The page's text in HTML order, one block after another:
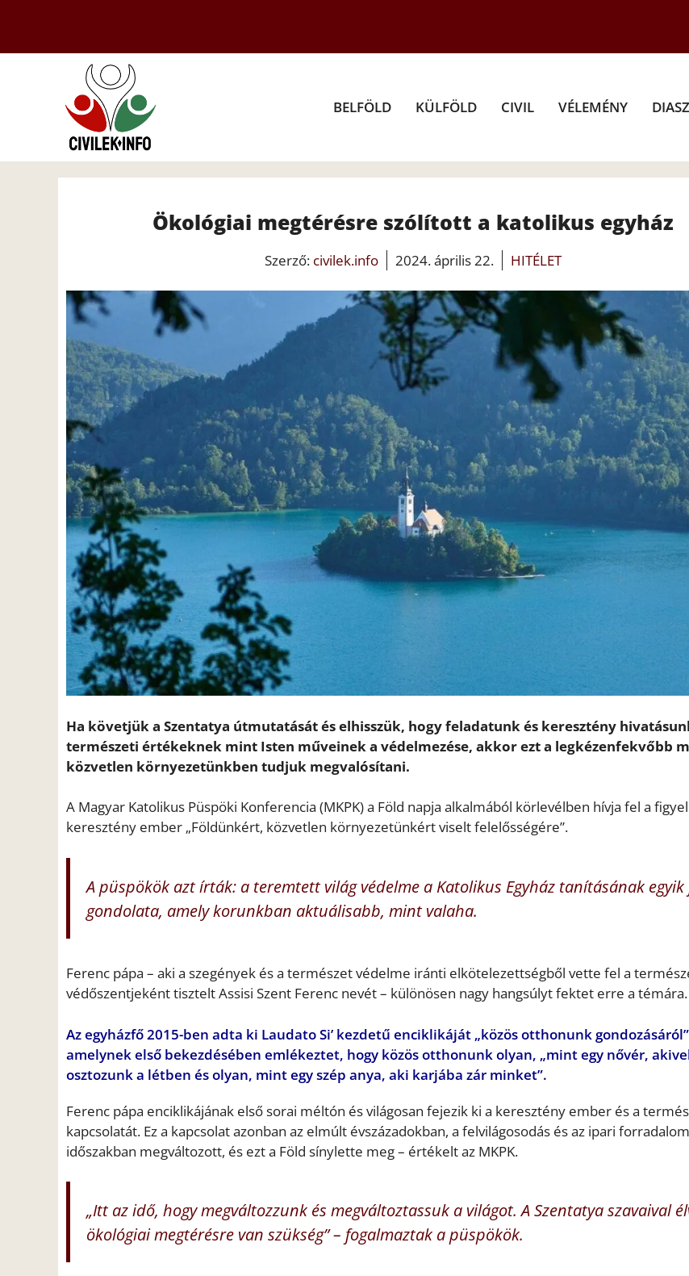
tartalomba
BELFÖLD KÜLFÖLD CIVIL VÉLEMÉNY
Ökológiai megtérésre szólított a katolikus egyház
Szerző: civilek.info 2024. április 22. HITÉLET
Ha követjük a Szentatya útmutatását és elhisszük, hogy feladatunk és keresztény
természeti értékeknek mint Isten műveinek a védelmezése, akkor ezt a legkézenfekvőbb
közvetlen környezetünkben tudjuk megvalósítani.
A Magyar Katolikus Püspöki Konferencia (MKPK) a Föld napja alkalmából körlevélben hívja fel a
keresztény ember „Földünkért, közvetlen környezetünkért viselt felelősségére”.
A püspökök azt írták: a teremtett világ védelme a Katolikus Egyház tanításának
gondolata, amely korunkban aktuálisabb, mint valaha.
Ferenc pápa – aki a szegények és a természet védelme iránti elkötelezettségből vette fel a
védőszentjeként tisztelt Assisi Szent Ferenc nevét – különösen nagy hangsúlyt fektet erre a témára.
Az egyházfő 2015-ben adta ki Laudato Si’ kezdetű enciklikáját „közös otthonunk
amelynek első bekezdésében emlékeztet, hogy közös otthonunk olyan, „mint egy nővér,
osztozunk a létben és olyan, mint egy szép anya, aki karjába zár minket”.
Ferenc pápa enciklikájának első sorai méltón és világosan fejezik ki a keresztény ember és a
kapcsolatát. Ez a kapcsolat azonban az elmúlt évszázadokban, a felvilágosodás és az ipari
időszakban megváltozott, és ezt a Föld sínylette meg – értékelt az MKPK.
„Itt az idő, hogy megváltozzunk és megváltoztassuk a világot. A Szentatya szavaival
ökológiai megtérésre van szükség” – fogalmaztak a püspökök.